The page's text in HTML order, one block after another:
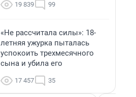
19 839 99
«Не рассчитала силы»: 18-
летняя ужурка пыталась
успокоить трехмесячного
сына и убила его
17 457 35